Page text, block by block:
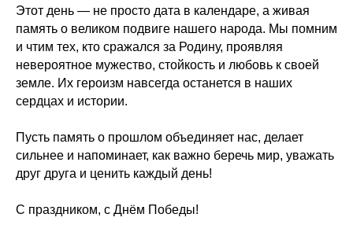
Этот день — не просто дата в календаре, а живая
память о великом подвиге нашего народа. Мы помним
и чтим тех, кто сражался за Родину, проявляя
невероятное мужество, стойкость и любовь к своей
земле. Их героизм навсегда останется в наших
сердцах и истории.
Пусть память о прошлом объединяет нас, делает
сильнее и напоминает, как важно беречь мир, уважать
друг друга и ценить каждый день!
С праздником, с Днём Победы!